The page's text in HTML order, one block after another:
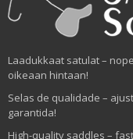
Laadukkaat satulat –
oikeaan hintaan!
Selas de qualidade –
garantida!
High-quality saddles –